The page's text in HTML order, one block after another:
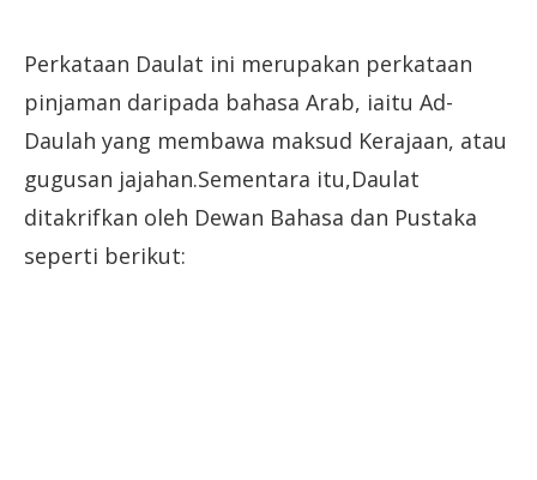
Perkataan Daulat ini merupakan perkataan
pinjaman daripada bahasa Arab, iaitu Ad-
Daulah yang membawa maksud Kerajaan, atau
gugusan jajahan.Sementara itu,Daulat
ditakrifkan oleh Dewan Bahasa dan Pustaka
seperti berikut: